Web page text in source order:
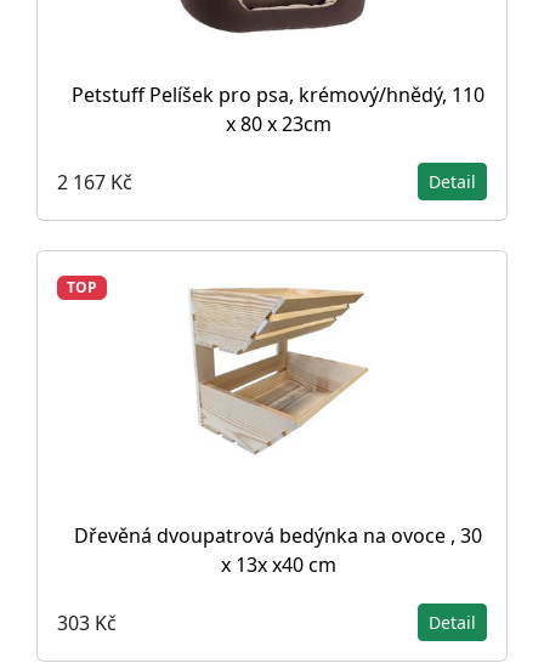
Petstuff Pelíšek pro psa, krémový/hnědý, 110
x 80 x 23cm
2 167 Kč Detail
TOP
Dřevěná dvoupatrová bedýnka na ovoce , 30
x 13x x40 cm
303 Kč Detail